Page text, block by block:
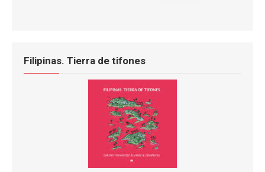
Filipinas. Tierra de tifones